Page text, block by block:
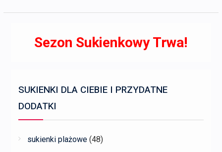
Sezon Sukienkowy Trwa!
SUKIENKI DLA CIEBIE I PRZYDATNE
DODATKI
sukienki plażowe (48)